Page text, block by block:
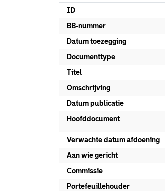
ID
BB-nummer
Datum toezegging
Documenttype
Titel
Omschrijving
Datum publicatie
Hoofddocument
Verwachte datum afdoening
Aan wie gericht
Commissie
Portefeuillehouder